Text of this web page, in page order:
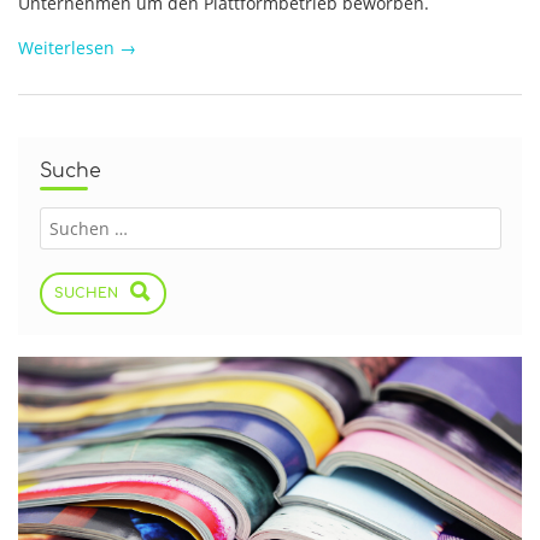
Weiterlesen →
Suche
SUCHEN